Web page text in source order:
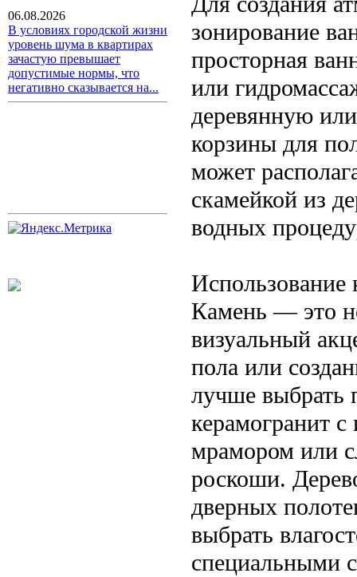
06.08.2026
В условиях городской жизни
уровень шума в квартирах
зачастую превышает
допустимые нормы, что
негативно сказывается на...
зонирование
просторная
или
деревянную
корзины для
может
скамейкой из
водных
Использование
Камень — это
визуальный
пола или
лучше выбрать
керамогранит
мрамором или
роскоши.
дверных
выбрать
специальными